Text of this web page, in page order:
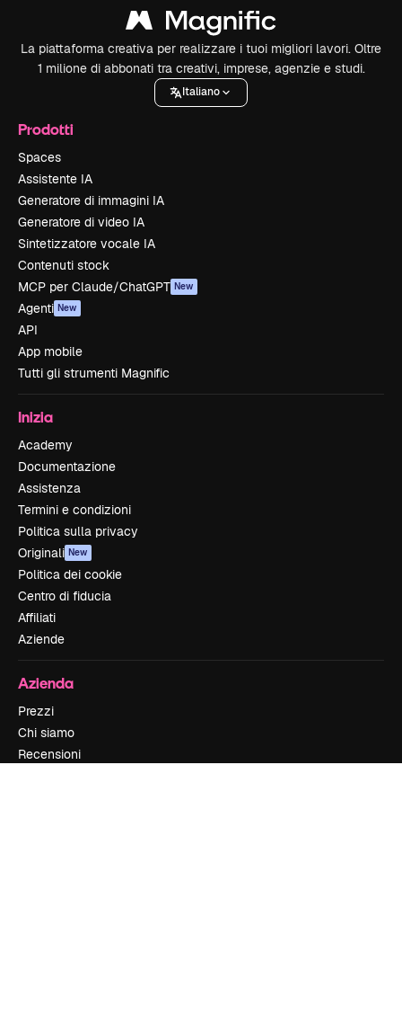
La piattaforma creativa per realizzare i tuoi migliori lavori. Oltre
1 milione di abbonati tra creativi, imprese, agenzie e studi.
Italiano
Prodotti
Spaces
Assistente IA
Generatore di immagini IA
Generatore di video IA
Sintetizzatore vocale IA
Contenuti stock
MCP per Claude/ChatGPT New
Agenti New
API
App mobile
Tutti gli strumenti Magnific
Inizia
Academy
Documentazione
Assistenza
Termini e condizioni
Politica sulla privacy
Originali New
Politica dei cookie
Centro di fiducia
Affiliati
Aziende
Azienda
Prezzi
Chi siamo
Recensioni